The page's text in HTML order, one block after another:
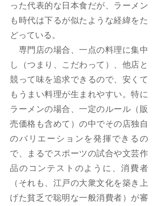
った代表的な日本食だが、ラーメン
も時代は下るが似たような経緯をた
どっている。
専門店の場合、一点の料理に集中
し（つまり、こだわって）、他店と
競って味を追求できるので、安くて
もうまい料理が生まれやすい。特に
ラーメンの場合、一定のルール（販
売価格も含めて）の中でその店独自
のバリエーションを発揮できるの
で、まるでスポーツの試合や文芸作
品のコンテストのように、消費者
（それも、江戸の大衆文化を築き上
げた貧乏で聡明な一般消費者）が審